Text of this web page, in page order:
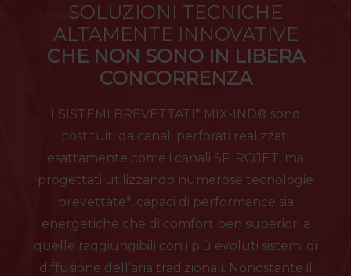
SOLUZIONI TECNICHE
ALTAMENTE INNOVATIVE
CHE NON SONO IN LIBERA
CONCORRENZA
I SISTEMI BREVETTATI* MIX-IND® sono
costituiti da canali perforati realizzati
esattamente come i canali SPIROJET, ma
progettati utilizzando numerose tecnologie
brevettate*, capaci di performance sia
energetiche che di comfort ben superiori a
quelle raggiungibili con i più evoluti sistemi di
diffusione dell’aria tradizionali. Nonostante il